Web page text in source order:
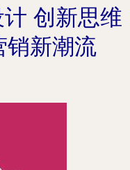
创新思维
销新潮流